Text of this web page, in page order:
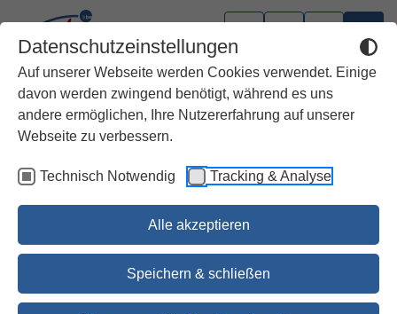
Datenschutzeinstellungen
Auf unserer Webseite werden Cookies verwendet. Einige
davon werden zwingend benötigt, während es uns
andere ermöglichen, Ihre Nutzererfahrung auf unserer
Webseite zu verbessern.
Technisch Notwendig Tracking & Analyse
Alle akzeptieren
Speichern & schließen